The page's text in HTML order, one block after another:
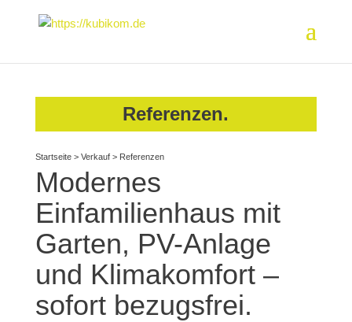
Referenzen.
Startseite> Verkauf> Referenzen
Modernes
Einfamilienhaus mit
Garten, PV-Anlage
und Klimakomfort –
sofort bezugsfrei.